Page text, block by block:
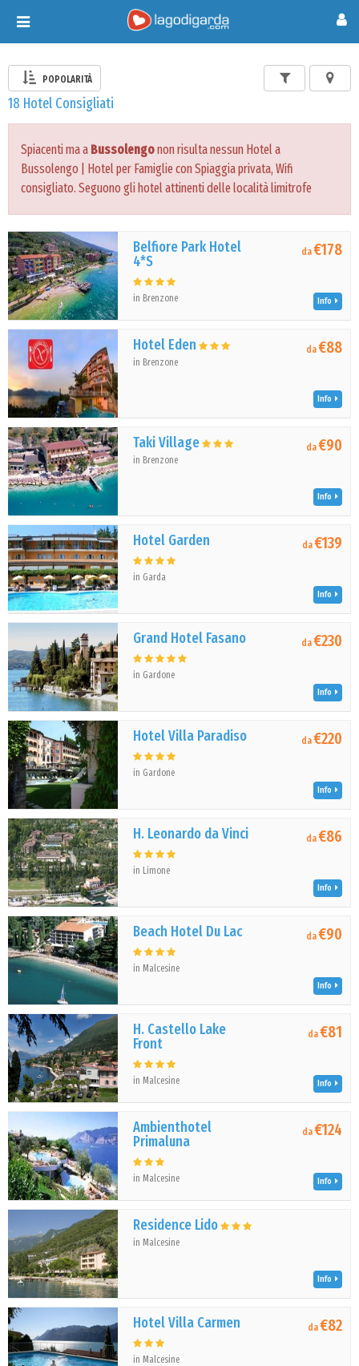
Toggle
navigation
POPOLARITÀ
18 Hotel Consigliati
Spiacenti ma a Bussolengonon risulta nessun Hotel a
Bussolengo | Hotel per Famiglie con Spiaggia privata, Wifi
consigliato. Seguono gli hotel attinenti delle località limitrofe
Belfiore Park Hotel
4*S
in Brenzone
da€178
Info
Hotel Eden
in Brenzone
da€88
Info
Taki Village
in Brenzone
da€90
Info
Hotel Garden
in Garda
da€139
Info
Grand Hotel Fasano
in Gardone
da€230
Info
Hotel Villa Paradiso
in Gardone
da€220
Info
H. Leonardo da Vinci
in Limone
da€86
Info
Beach Hotel Du Lac
in Malcesine
da€90
Info
H. Castello Lake
Front
in Malcesine
da€81
Info
Ambienthotel
Primaluna
in Malcesine
da€124
Info
Residence Lido
in Malcesine
Info
Hotel Villa Carmen
in Malcesine
da€82